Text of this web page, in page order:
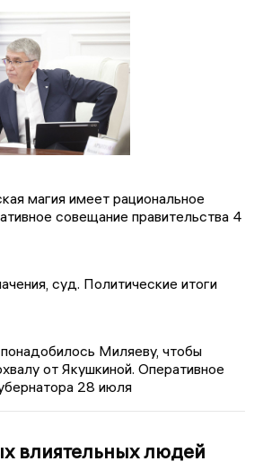
магия имеет рациональное
совещание правительства 4
суд. Политические итоги
Миляеву, чтобы
от Якушкиной. Оперативное
28 июля
влиятельных людей